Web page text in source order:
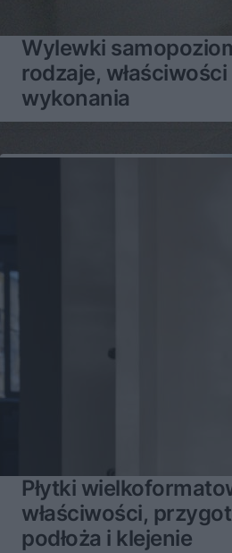
Wylewki
rodzaje,
wykonania
Płytki
właściwości,
podłoża i klejenie